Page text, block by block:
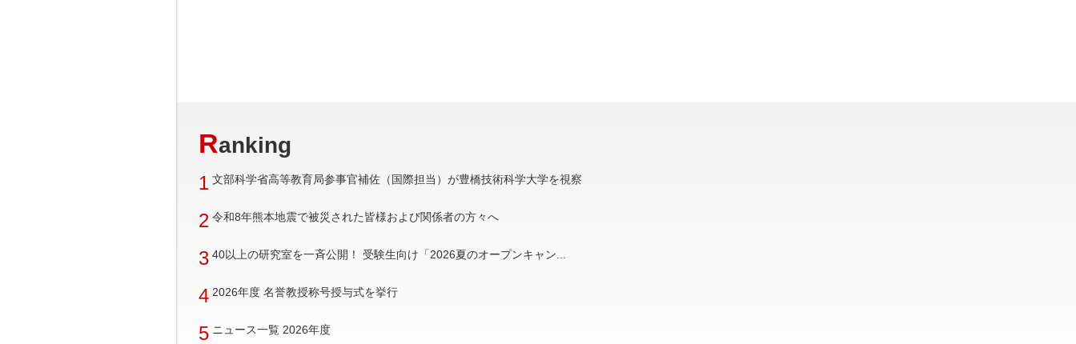
Ranking
1 文部科学省高等教育局参事官補佐（国際担当）が豊橋技術科学大学を視察
2 令和8年熊本地震で被災された皆様および関係者の方々へ
3 40以上の研究室を一斉公開！ 受験生向け「2026夏のオープンキャン...
4 2026年度 名誉教授称号授与式を挙行
5 ニュース一覧 2026年度